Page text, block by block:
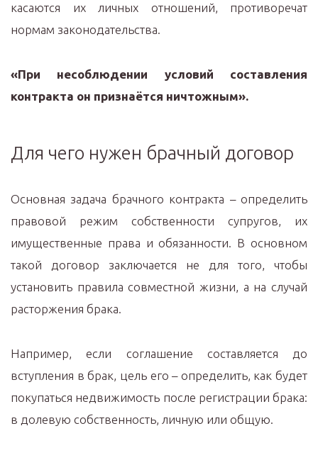
касаются их личных отношений, противоречат
нормам законодательства.
«При несоблюдении условий составления
контракта он признаётся ничтожным».
Для чего нужен брачный договор
Основная задача брачного контракта – определить
правовой режим собственности супругов, их
имущественные права и обязанности. В основном
такой договор заключается не для того, чтобы
установить правила совместной жизни, а на случай
расторжения брака.
Например, если соглашение составляется до
вступления в брак, цель его – определить, как будет
покупаться недвижимость после регистрации брака:
в долевую собственность, личную или общую.